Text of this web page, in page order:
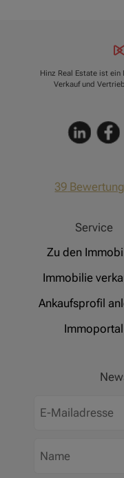
Hinz Real Estate ist
Verkauf und
39
Service
Zu den
Immobilie
Ankaufsprofil
Immoportal